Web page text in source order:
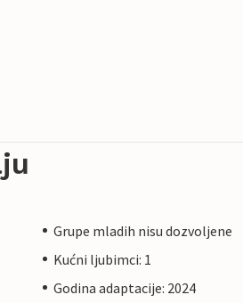
Grupe mladih nisu dozvoljene
Kućni ljubimci: 1
Godina adaptacije: 2024